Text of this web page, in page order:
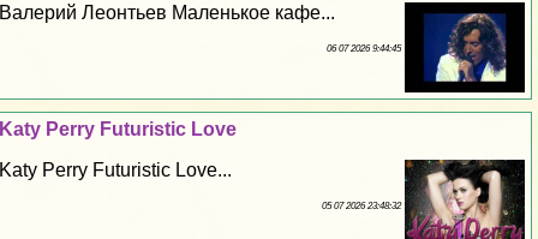
Валерий Леонтьев Маленькое кафе...
06 07 2026 9:44:45
Katy Perry Futuristic Love
Katy Perry Futuristic Love...
05 07 2026 23:48:32